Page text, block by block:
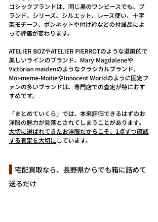
ゴシックブランドは、同じ黒のワンピースでも、ブ
ランド、シリーズ、シルエット、レース使い、十字
架モチーフ、ボンネットや付け衿などの付属品によ
って評価が変わります。
ATELIER BOZやATELIER PIERROTのような退廃的で
美しいラインのブランド、Mary Magdaleneや
Victorian maidenのようなクラシカルブランド、
Moi-meme-MoitieやInnocent Worldのように固定フ
ァンの多いブランドは、専門店での査定が特におす
すめです。
「まとめていくら」では、本来評価できるはずのお
洋服の魅力が見落とされてしまうことがあります。
大切に選ばれてきたお洋服だからこそ、1点ずつ確認
する査定を大切にしています。
宅配買取なら、長野県からでも箱に詰めて
送るだけ